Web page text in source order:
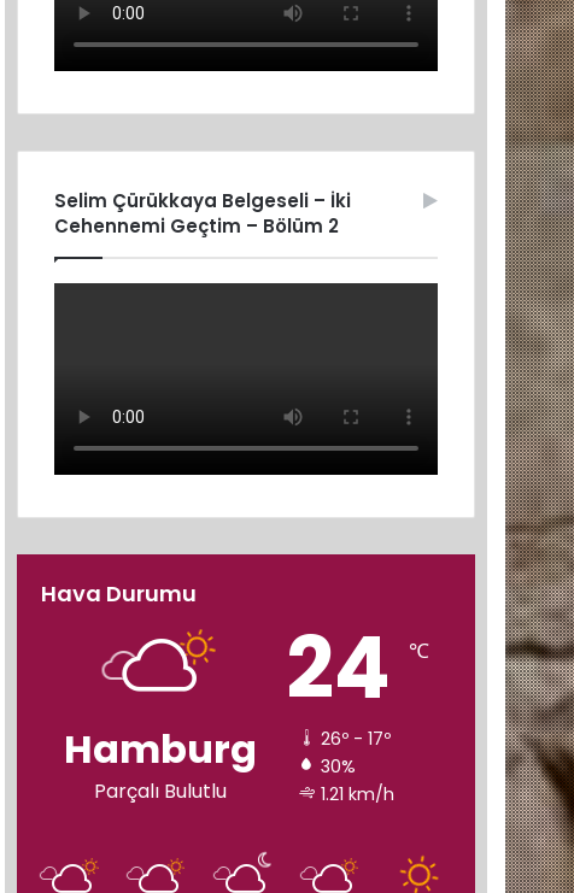
Selim Çürükkaya Belgeseli – İki
Cehennemi Geçtim – Bölüm 2
Hava Durumu
Hamburg
Parçalı Bulutlu
24 ℃
26º - 17º
30%
1.21 km/h